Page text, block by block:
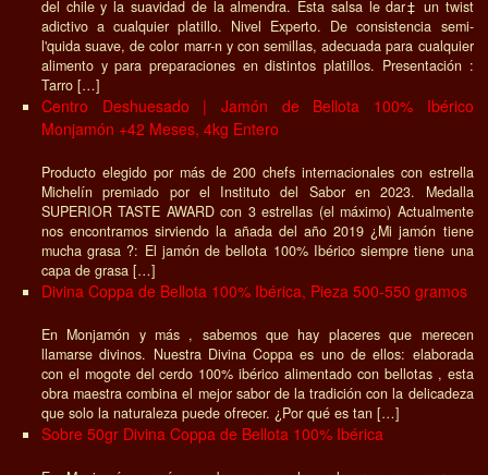
del chile y la suavidad de la almendra. Esta salsa le dar‡ un twist
adictivo a cualquier platillo. Nivel Experto. De consistencia semi-
l'quida suave, de color marr-n y con semillas, adecuada para cualquier
alimento y para preparaciones en distintos platillos. Presentación :
Tarro […]
Centro Deshuesado | Jamón de Bellota 100% Ibérico
Monjamón +42 Meses, 4kg Entero
Producto elegido por más de 200 chefs internacionales con estrella
Michelín premiado por el Instituto del Sabor en 2023. Medalla
SUPERIOR TASTE AWARD con 3 estrellas (el máximo) Actualmente
nos encontramos sirviendo la añada del año 2019 ¿Mi jamón tiene
mucha grasa ?: El jamón de bellota 100% Ibérico siempre tiene una
capa de grasa […]
Divina Coppa de Bellota 100% Ibérica, Pieza 500-550 gramos
En Monjamón y más , sabemos que hay placeres que merecen
llamarse divinos. Nuestra Divina Coppa es uno de ellos: elaborada
con el mogote del cerdo 100% ibérico alimentado con bellotas , esta
obra maestra combina el mejor sabor de la tradición con la delicadeza
que solo la naturaleza puede ofrecer. ¿Por qué es tan […]
Sobre 50gr Divina Coppa de Bellota 100% Ibérica